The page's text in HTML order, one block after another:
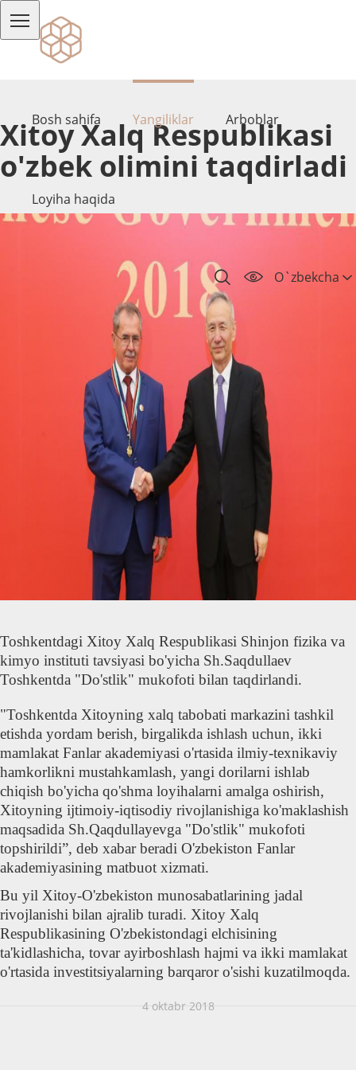
Bosh sahifa Yangiliklar Arboblar
Loyiha haqida
O`zbekcha
Xitoy Xalq Respublikasi
o'zbek olimini taqdirladi
Toshkentdagi Xitoy Xalq Respublikasi Shinjon fizika va
kimyo instituti tavsiyasi bo'yicha Sh.Saqdullaev
Toshkentda "Do'stlik" mukofoti bilan taqdirlandi.
"Toshkentda Xitoyning xalq tabobati markazini tashkil
etishda yordam berish, birgalikda ishlash uchun, ikki
mamlakat Fanlar akademiyasi o'rtasida ilmiy-texnikaviy
hamkorlikni mustahkamlash, yangi dorilarni ishlab
chiqish bo'yicha qo'shma loyihalarni amalga oshirish,
Xitoyning ijtimoiy-iqtisodiy rivojlanishiga ko'maklashish
maqsadida Sh.Qaqdullayevga "Do'stlik" mukofoti
topshirildi”, deb xabar beradi O'zbekiston Fanlar
akademiyasining matbuot xizmati.
Bu yil Xitoy-O'zbekiston munosabatlarining jadal
rivojlanishi bilan ajralib turadi. Xitoy Xalq
Respublikasining O'zbekistondagi elchisining
ta'kidlashicha, tovar ayirboshlash hajmi va ikki mamlakat
o'rtasida investitsiyalarning barqaror o'sishi kuzatilmoqda.
4 oktabr 2018